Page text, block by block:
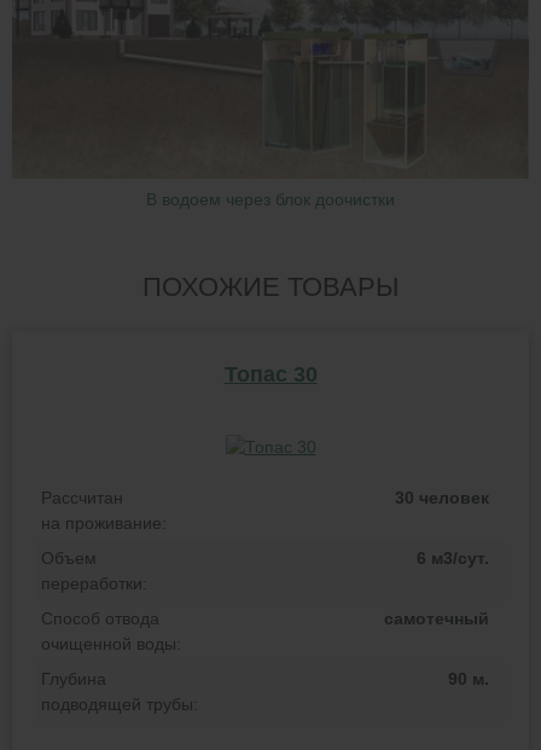
В водоем через блок доочистки
ПОХОЖИЕ ТОВАРЫ
Топас 30
Рассчитан
на проживание:
30 человек
Объем
переработки:
6 м3/сут.
Способ отвода
очищенной воды:
самотечный
Глубина
подводящей трубы:
90 м.